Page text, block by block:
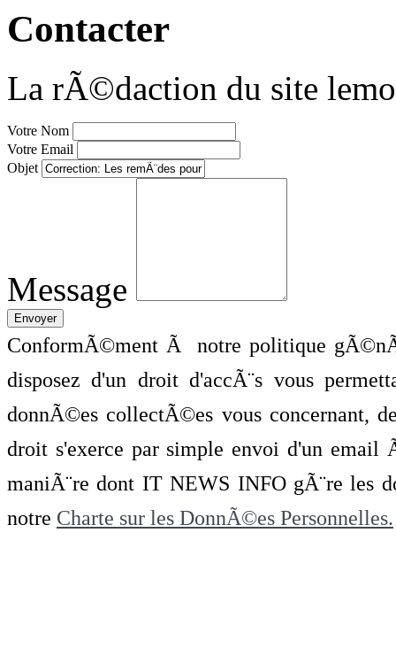
Contacter
La rÃ©daction du site
Votre Nom
Votre Email
Objet
Message
ConformÃ©ment Ã notre politique
disposez d'un droit d'accÃ¨s vous
donnÃ©es collectÃ©es vous concernant,
droit s'exerce par simple envoi d'un
maniÃ¨re dont IT NEWS INFO gÃ¨re les
notre Charte sur les DonnÃ©es Personnelles.